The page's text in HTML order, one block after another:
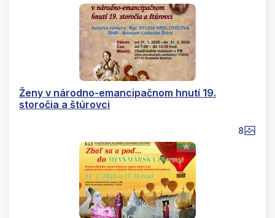
Ženy v národno-emancipačnom hnutí 19.
storočia a štúrovci
8